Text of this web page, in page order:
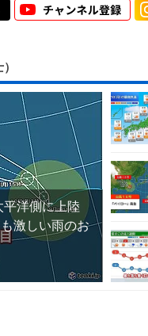
洋側に上陸
激しい雨のお